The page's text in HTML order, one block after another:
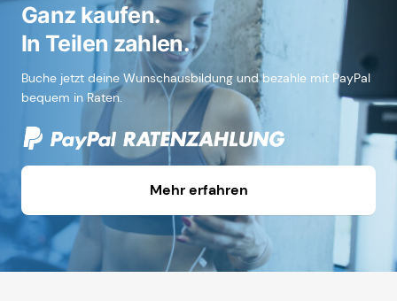
Ganz kaufen.
In Teilen zahlen.
Buche jetzt deine Wunschausbildung und bezahle mit PayPal
bequem in Raten.
Mehr erfahren